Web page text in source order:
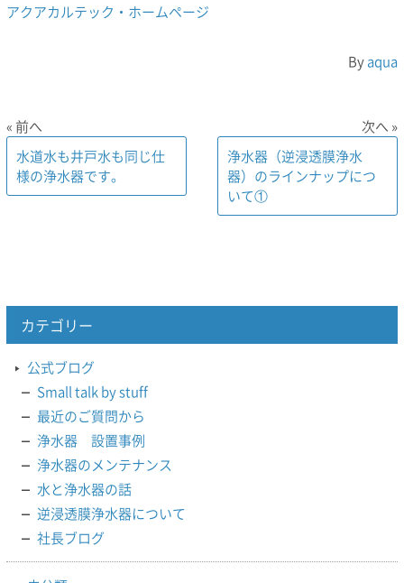
アクアカルテック・ホームページ
Byaqua
« 前へ
水道水も井戸水も同じ仕
様の浄水器です。
次へ »
浄水器（逆浸透膜浄水
器）のラインナップにつ
いて①
カテゴリー
公式ブログ
Small talk by stuff
最近のご質問から
浄水器 設置事例
浄水器のメンテナンス
水と浄水器の話
逆浸透膜浄水器について
社長ブログ